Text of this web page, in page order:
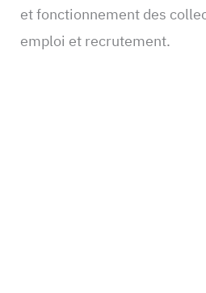
et fonctionnement des
emploi et recrutement.